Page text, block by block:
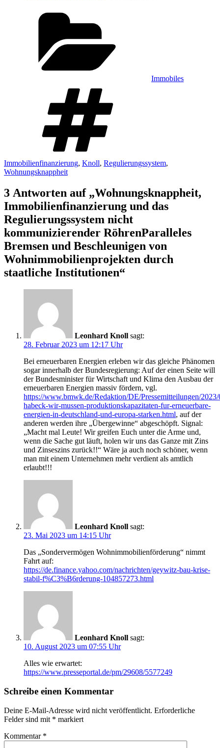
Immobiles
Immobilienfinanzierung, Knoll, Regulierungssystem,
Wohnungsknappheit
3 Antworten auf „Wohnungsknappheit,
Immobilienfinanzierung und das
Regulierungssystem nicht
kommunizierender RöhrenParalleles
Bremsen und Beschleunigen von
Wohnimmobilienprojekten durch
staatliche Institutionen“
Leonhard Knoll sagt:
28. Februar 2023 um 12:17 Uhr
Bei erneuerbaren Energien erleben wir das gleiche Phänomen
sogar innerhalb der Bundesregierung: Auf der einen Seite will
der Bundesminister für Wirtschaft und Klima den Ausbau der
erneuerbaren Energien massiv fördern, vgl.
https://www.bmwk.de/Redaktion/DE/Pressemitteilungen/
habeck-wir-mussen-produktionskapazitaten-fur-erneuerbare-
energien-in-deutschland-und-europa-starken.html, auf der
anderen werden ihre „Übergewinne“ abgeschöpft. Signal:
„Macht mal Leute! Wir greifen Euch unter die Arme und,
wenn die Sache gut läuft, holen wir uns das Ganze mit Zins
und Zinseszins zurück!!“ Wäre ja auch noch schöner, wenn
man mit einem Unternehmen mehr verdient als amtlich
erlaubt!!!
Leonhard Knoll sagt:
23. Mai 2023 um 14:15 Uhr
Das „Sondervermögen Wohnimmobilienförderung“ nimmt
Fahrt auf:
https://de.finance.yahoo.com/nachrichten/geywitz-bau-krise-
stabil-f%C3%B6rderung-104857273.html
Leonhard Knoll sagt:
10. August 2023 um 07:55 Uhr
Alles wie erwartet:
https://www.presseportal.de/pm/29608/5577249
Schreibe einen Kommentar
Deine E-Mail-Adresse wird nicht veröffentlicht. Erforderliche
Felder sind mit * markiert
Kommentar *